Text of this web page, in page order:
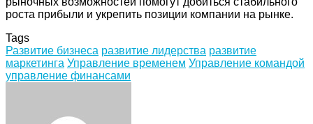
роста прибыли и укрепить позиции компании на рынке.
Tags
Развитие бизнеса развитие лидерства развитие
маркетинга Управление временем Управление командой
управление финансами